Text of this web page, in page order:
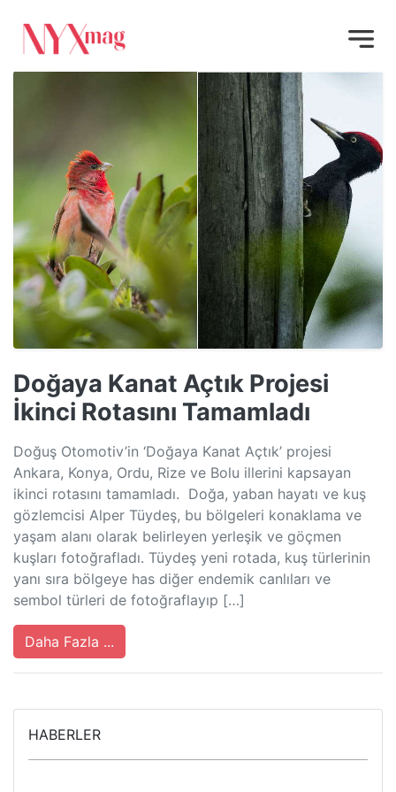
Doğaya Kanat Açtık Projesi
İkinci Rotasını Tamamladı
Doğuş Otomotiv’in ‘Doğaya Kanat Açtık’ projesi
Ankara, Konya, Ordu, Rize ve Bolu illerini kapsayan
ikinci rotasını tamamladı. Doğa, yaban hayatı ve kuş
gözlemcisi Alper Tüydeş, bu bölgeleri konaklama ve
yaşam alanı olarak belirleyen yerleşik ve göçmen
kuşları fotoğrafladı. Tüydeş yeni rotada, kuş türlerinin
yanı sıra bölgeye has diğer endemik canlıları ve
sembol türleri de fotoğraflayıp […]
Daha Fazla ...
HABERLER